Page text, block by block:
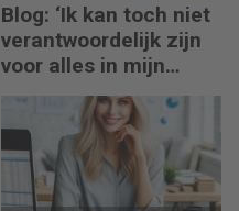
Blog: ‘Ik kan toch niet
verantwoordelijk zijn
voor alles in mijn
waardeketen?’